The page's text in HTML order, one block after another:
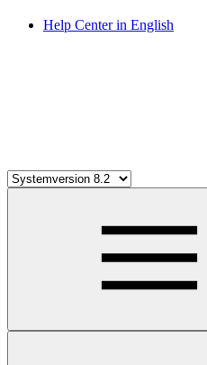
Help Center in English